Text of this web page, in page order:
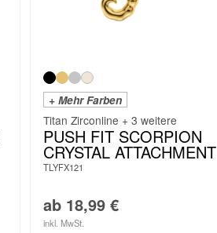
+ Mehr Farben
Titan Zirconline + 3 weitere
PUSH FIT SCORPION
CRYSTAL ATTACHMENT
TLYFX121
ab 18,99 €
inkl. MwSt.